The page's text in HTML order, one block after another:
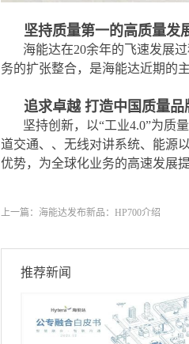
坚持质量第一的高质量发
海能达在20余年的飞速发展
务的扩张整合，是海能达近期的
追求卓越 打造中国质量品
坚持创新，以“工业4.0”为质
道交通、、无线对讲系统、能源
优势，为全球化业务的高速发展
上一篇： 海能达发布新品：HP700介绍
推荐新闻